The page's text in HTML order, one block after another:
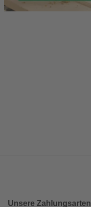
Unsere Zahlungsarten